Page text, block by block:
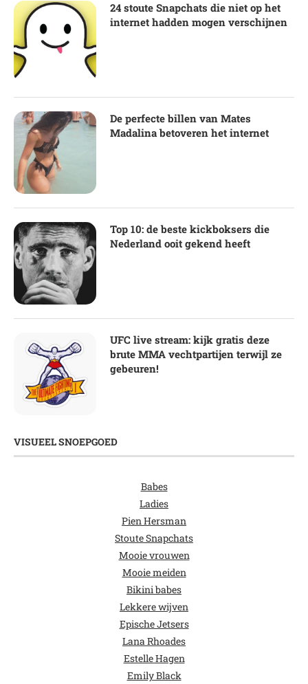
24 stoute Snapchats die niet op het
internet hadden mogen verschijnen
De perfecte billen van Mates
Madalina betoveren het internet
Top 10: de beste kickboksers die
Nederland ooit gekend heeft
UFC live stream: kijk gratis deze
brute MMA vechtpartijen terwijl ze
gebeuren!
VISUEEL SNOEPGOED
Babes
Ladies
Pien Hersman
Stoute Snapchats
Mooie vrouwen
Mooie meiden
Bikini babes
Lekkere wijven
Epische Jetsers
Lana Rhoades
Estelle Hagen
Emily Black